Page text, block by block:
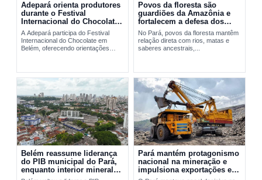
Adepará orienta produtores
durante o Festival
Internacional do Chocolate
em Belém
A Adepará participa do Festival
Internacional do Chocolate em
Belém, oferecendo orientações
Povos da floresta são
guardiões da Amazônia e
fortalecem a defesa dos
territórios no Pará
No Pará, povos da floresta mantêm
relação direta com rios, matas e
saberes ancestrais,...
Belém reassume liderança
do PIB municipal do Pará,
enquanto interior mineral
mantém peso decisivo na
Pará mantém protagonismo
nacional na mineração e
impulsiona exportações em
2025